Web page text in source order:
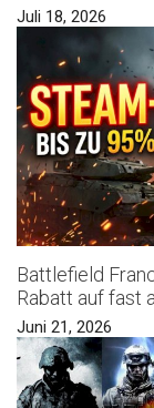
Juli 18, 2026
Battlefield
Rabatt auf fast
Juni 21, 2026